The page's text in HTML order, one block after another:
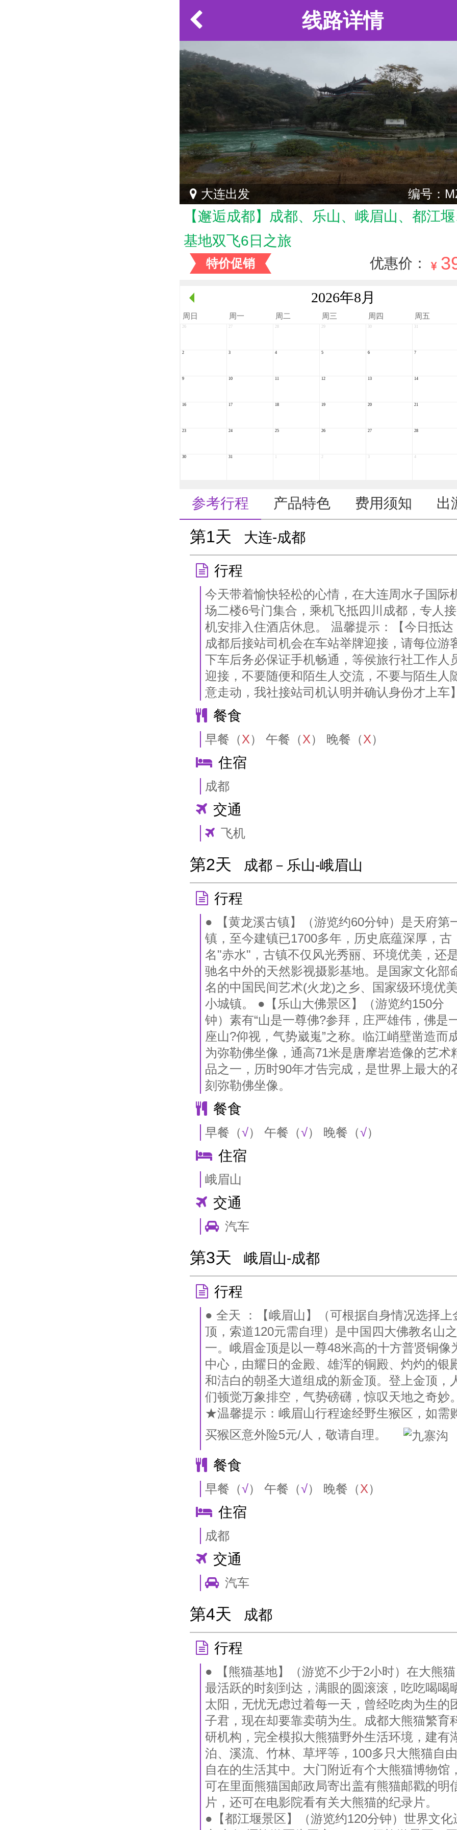
线路详情
大连出发 编号：
【邂逅成都】成都、乐山、峨眉山、都江
基地双飞6日之旅
特价促销 优惠价：
周 日 周一 周 二 周 三 周 四 周 五
26 27 28 29 30 31
2 3 4 5 6 7
9 10 11 12 13 14
16 17 18 19 20 21
23 24 25 26 27 28
30 31 2 3 4
2026年8月
参考行程 产品特色 费用须知 出
第1天 大连-成都
行程
今天带着愉快轻松的心情，在大连周水子国际
场二楼6号门集合，乘机飞抵四川成都，专人接
机安排入住酒店休息。 温馨提示：【今日抵达
成都后接站司机会在车站举牌迎接，请每位游
下车后务必保证手机畅通，等侯旅行社工作人
迎接，不要随便和陌生人交流，不要与陌生人
意走动，我社接站司机认明并确认身份才上车】
餐食
早餐（X） 午餐（X） 晚餐（X）
住宿
成都
交通
飞机
第2天 成都－乐山-峨眉山
行程
● 【黄龙溪古镇】（游览约60分钟）是天府第
镇，至今建镇已1700多年，历史底蕴深厚，古
名"赤水"，古镇不仅风光秀丽、环境优美，还
驰名中外的天然影视摄影基地。是国家文化部
名的中国民间艺术(火龙)之乡、国家级环境优美
小城镇。 ●【乐山大佛景区】（游览约150分
钟）素有“山是一尊佛?参拜，庄严雄伟，佛是
座山?仰视，气势崴嵬”之称。临江峭壁凿造而
为弥勒佛坐像，通高71米是唐摩岩造像的艺术
品之一，历时90年才告完成，是世界上最大的
刻弥勒佛坐像。
餐食
早餐（√） 午餐（√） 晚餐（√）
住宿
峨眉山
交通
汽车
第3天 峨眉山-成都
行程
● 全天 ：【峨眉山】（可根据自身情况选择上
顶，索道120元需自理）是中国四大佛教名山之
一。峨眉金顶是以一尊48米高的十方普贤铜像
中心，由耀日的金殿、雄浑的铜殿、灼灼的银
和洁白的朝圣大道组成的新金顶。登上金顶，
们顿觉万象排空，气势磅礴，惊叹天地之奇妙。
★温馨提示：峨眉山行程途经野生猴区，如需
买猴区意外险5元/人，敬请自理。
餐食
早餐（√） 午餐（√） 晚餐（X）
住宿
成都
交通
汽车
第4天 成都
行程
● 【熊猫基地】（游览不少于2小时）在大熊猫
最活跃的时刻到达，满眼的圆滚滚，吃吃喝喝
太阳，无忧无虑过着每一天，曾经吃肉为生的
子君，现在却要靠卖萌为生。成都大熊猫繁育
研机构，完全模拟大熊猫野外生活环境，建有
泊、溪流、竹林、草坪等，100多只大熊猫自由
自在的生活其中。大门附近有个大熊猫博物馆，
可在里面熊猫国邮政局寄出盖有熊猫邮戳的明
片，还可在电影院看有关大熊猫的纪录片。
●【都江堰景区】（游览约120分钟）世界文化